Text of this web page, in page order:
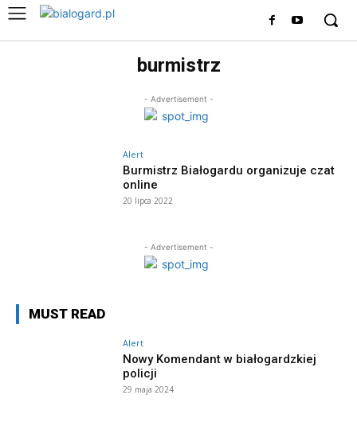
burmistrz
- Advertisement -
Alert
Burmistrz Białogardu organizuje czat
online
20 lipca 2022
- Advertisement -
MUST READ
Alert
Nowy Komendant w białogardzkiej
policji
29 maja 2024